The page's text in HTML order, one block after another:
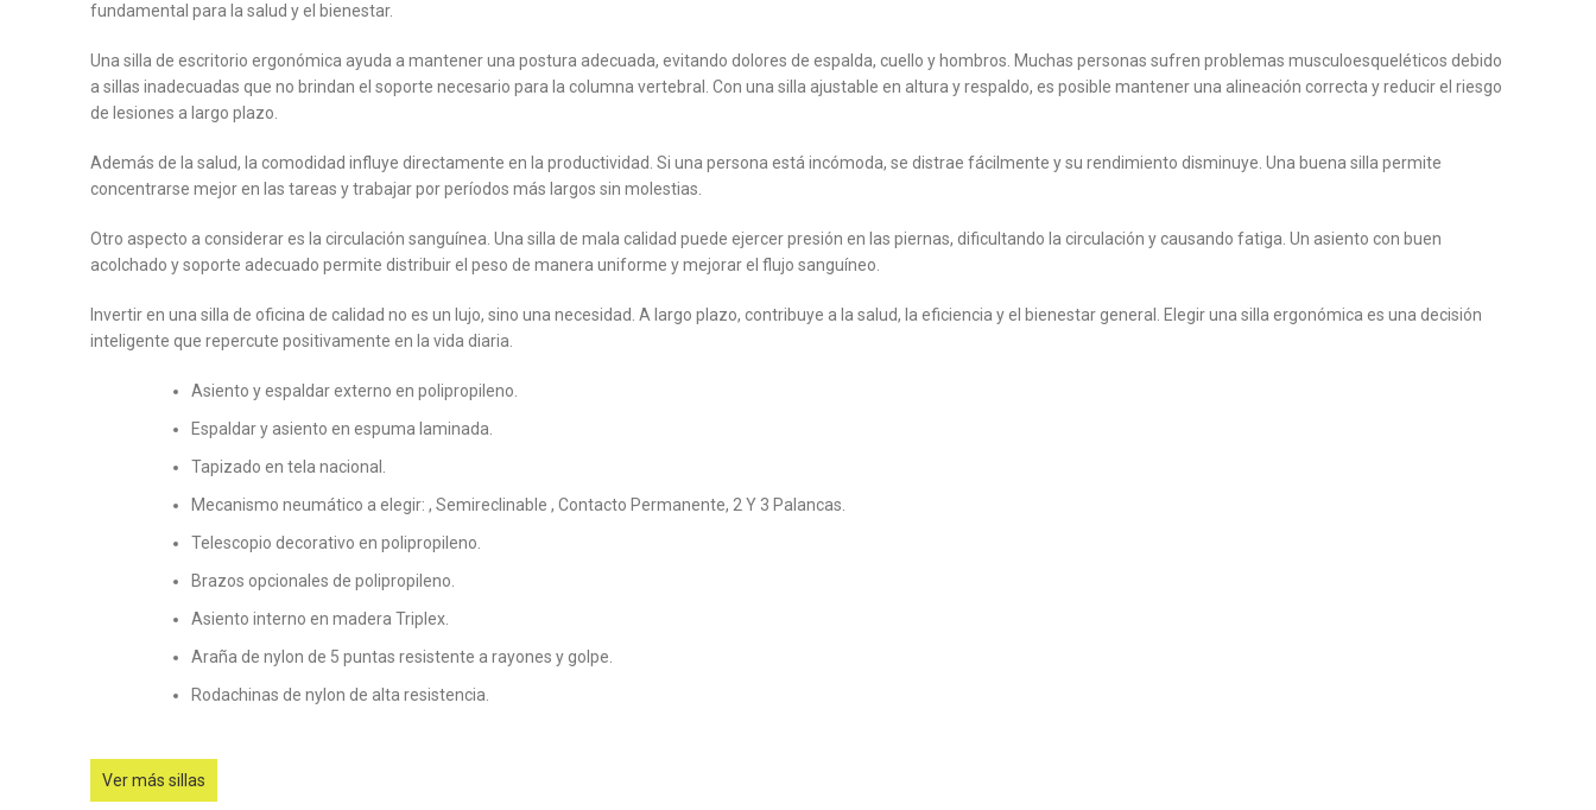
fundamental para la salud y el bienestar.
Una silla de escritorio ergonómica ayuda a mantener una postura adecuada, evitando dolores de espalda, cuello y hombros. Muchas personas sufren problemas musculoesqueléticos debido
a sillas inadecuadas que no brindan el soporte necesario para la columna vertebral. Con una silla ajustable en altura y respaldo, es posible mantener una alineación correcta y reducir el riesgo
de lesiones a largo plazo.
Además de la salud, la comodidad influye directamente en la productividad. Si una persona está incómoda, se distrae fácilmente y su rendimiento disminuye. Una buena silla permite
concentrarse mejor en las tareas y trabajar por períodos más largos sin molestias.
Otro aspecto a considerar es la circulación sanguínea. Una silla de mala calidad puede ejercer presión en las piernas, dificultando la circulación y causando fatiga. Un asiento con buen
acolchado y soporte adecuado permite distribuir el peso de manera uniforme y mejorar el flujo sanguíneo.
Invertir en una silla de oficina de calidad no es un lujo, sino una necesidad. A largo plazo, contribuye a la salud, la eficiencia y el bienestar general. Elegir una silla ergonómica es una decisión
inteligente que repercute positivamente en la vida diaria.
Asiento y espaldar externo en polipropileno.
Espaldar y asiento en espuma laminada.
Tapizado en tela nacional.
Mecanismo neumático a elegir: , Semireclinable , Contacto Permanente, 2 Y 3 Palancas.
Telescopio decorativo en polipropileno.
Brazos opcionales de polipropileno.
Asiento interno en madera Triplex.
Araña de nylon de 5 puntas resistente a rayones y golpe.
Rodachinas de nylon de alta resistencia.
Ver más sillas